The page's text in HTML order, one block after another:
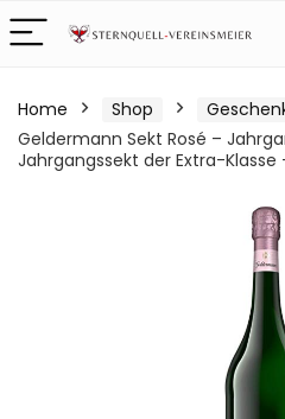
Home Shop
Geldermann Sekt Rosé –
Jahrgangssekt der Extra-